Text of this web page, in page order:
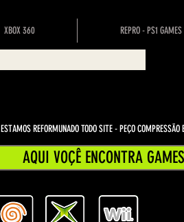
XBOX 360 REPRO - PS1 GAMES
AQUI VOÇÊ ENCONTRA
ESTAMOS REFORMUNADO TODO SITE - PEÇO COMPRESSÃO